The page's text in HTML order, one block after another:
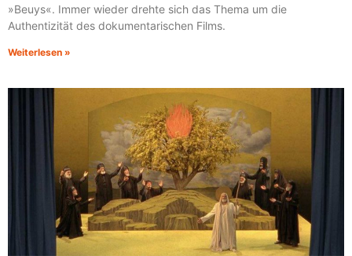
»Beuys«. Immer wieder drehte sich das Thema um die
Authentizität des dokumentarischen Films.
Weiterlesen »